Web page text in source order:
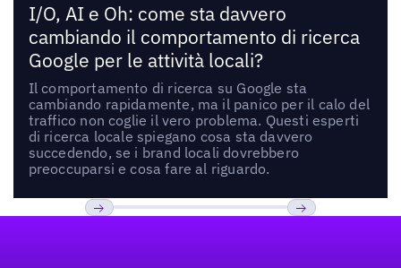
I/O, AI e Oh: come sta davvero
cambiando il comportamento di ricerca
Google per le attività locali?
Il comportamento di ricerca su Google sta
cambiando rapidamente, ma il panico per il calo del
traffico non coglie il vero problema. Questi esperti
di ricerca locale spiegano cosa sta davvero
succedendo, se i brand locali dovrebbero
preoccuparsi e cosa fare al riguardo.